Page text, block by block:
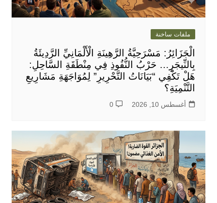
ملفات ساخنة
الْجَزَائِرُ: مَسْرَحِيَّةُ الرَّهِينَةِ الْأَلْمَانِيِّ الرَّدِيئَةُ
بِالنِّيجَرِ… حَرْبُ النُّفُوذِ فِي مِنْطَقَةِ السَّاحِلِ:
هَلْ تَكْفِي “بَيَانَاتُ التَّحْرِيرِ” لِمُوَاجَهَةِ مَشَارِيعِ
التَّنْمِيَةِ؟
أغسطس 10, 2026 0